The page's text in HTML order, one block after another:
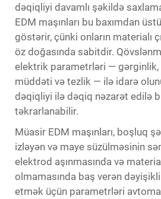
dəqiqliyi davamlı şəkildə
EDM maşınları bu baxımdan
göstərir, çünki onların materialı
öz doğasında sabitdir.
elektrik parametrləri — gərginlik,
müddəti və tezlik — ilə idarə
dəqiqliyi ilə dəqiq nəzarət edilə
təkrarlanabilir.
Müasir EDM maşınları, boşluq
izləyən və maye süzülməsinin
elektrod aşınmasında və
olmamasında baş verən
etmək üçün parametrləri